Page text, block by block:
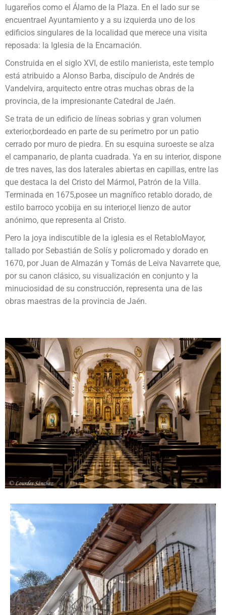
lugareños como el Álamo de la Plaza. En el lado sur se
encuentrael Ayuntamiento y a su izquierda uno de los
edificios singulares de la localidad que merece una visita
reposada: la Iglesia de la Encarnación.
Construida en el siglo XVI, de estilo manierista, este templo
está atribuido a Alonso Barba, discípulo de Andrés de
Vandelvira, arquitecto entre otras muchas obras de la
provincia, de la impresionante Catedral de Jaén.
Se trata de un edificio de líneas sobrias y gran volumen
exterior,bordeado en parte de su perímetro por un patio
cerrado por muro de piedra. En su esquina suroeste se alza
el campanario, de planta cuadrada. Ya en su interior, dispone
de tres naves, las dos laterales abiertas en capillas, entre las
que destaca la del Cristo del Mármol, Patrón de la Villa.
Terminada en 1675,posee un magnífico retablo dorado, de
estilo barroco ycobija en su interior,el lienzo de autor
anónimo, que representa al Cristo.
Pero la joya indiscutible de la iglesia es el RetabloMayor,
tallado por Sebastián de Solís y policromado y dorado en
1670, por Juan de Almazán y Tomás de Leiva Navarrete que,
por su canon clásico, su visualización en conjunto y la
minuciosidad de su construcción, representa una de las
obras maestras de la provincia de Jaén.